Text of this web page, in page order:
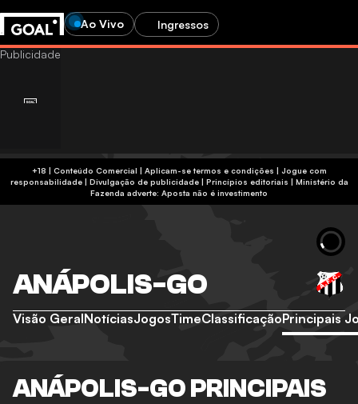
Ao Vivo Ingressos
+18 | Conteúdo Comercial | Aplicam-se termos e condições | Jogue com
responsabilidade| Divulgação de publicidade| Princípios editoriais | Ministério da
Fazenda adverte: Aposta não é investimento
ANÁPOLIS-GO
Visão GeralNotíciasJogosTimeClassificaçãoPrincipais
ANÁPOLIS-GO PRINCIPAIS